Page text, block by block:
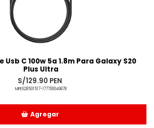
Usb C 100w 5a 1.8m Para Galaxy S20
Plus Ultra
S/129.90 PEN
MPE628501517-177700049678
Agregar